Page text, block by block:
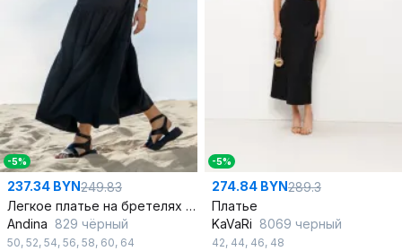
-5%
237.34 BYN249.83
Легкое платье на бретелях с кружевными вставками и воланами
Andina 829 чёрный
50, 52, 54, 56, 58, 60, 64
-5%
274.84 BYN289.3
Платье
KaVaRi 8069 черный
42, 44, 46, 48